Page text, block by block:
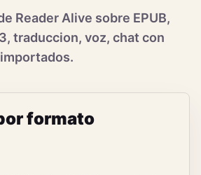
Reader Alive sobre EPUB,
traduccion, voz, chat con
formato